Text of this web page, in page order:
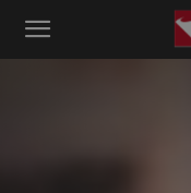
Instinkt